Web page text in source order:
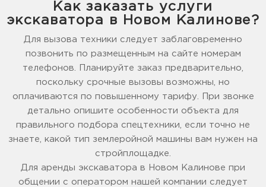
Как заказать услуги
экскаватора в Новом Калинове?
Для вызова техники следует заблаговременно
позвонить по размещенным на сайте номерам
телефонов. Планируйте заказ предварительно,
поскольку срочные вызовы возможны, но
оплачиваются по повышенному тарифу. При звонке
детально опишите особенности объекта для
правильного подбора спецтехники, если точно не
знаете, какой тип землеройной машины вам нужен на
стройплощадке.
Для аренды экскаватора в Новом Калинове при
общении с оператором нашей компании следует